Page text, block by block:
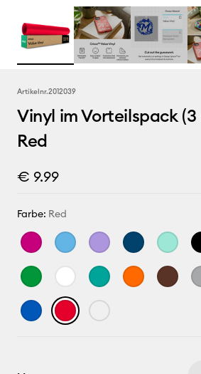
Artikelnr.2012039
Vinyl im Vorteilspack (3
Red
€ 9.99
Farbe: Red